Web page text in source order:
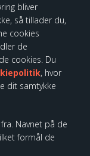
bliver
så tillader du,
cookies
de
cookies. Du
, hvor
dit samtykke
Navnet på de
formål de
Figur